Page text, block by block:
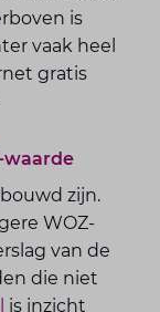
is
vaak heel
gratis
waarde
zijn.
WOZ-
van de
die niet
is inzicht